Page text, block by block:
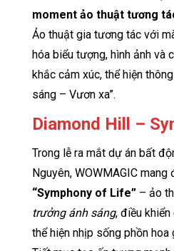
moment ảo thuật tương
Ảo thuật gia tương tác với
hóa biểu tượng, hình ảnh và
khắc cảm xúc, thể hiện
sáng – Vươn xa”.
Diamond Hill –
Trong lễ ra mắt dự án bất
Nguyên, WOWMAGIC mang
“Symphony of Life”– ảo
trưởng ánh sáng, điều
thể hiện nhịp sống phồn hoa